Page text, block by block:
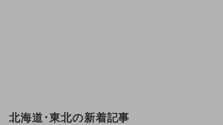
北海道･東北の新着記事